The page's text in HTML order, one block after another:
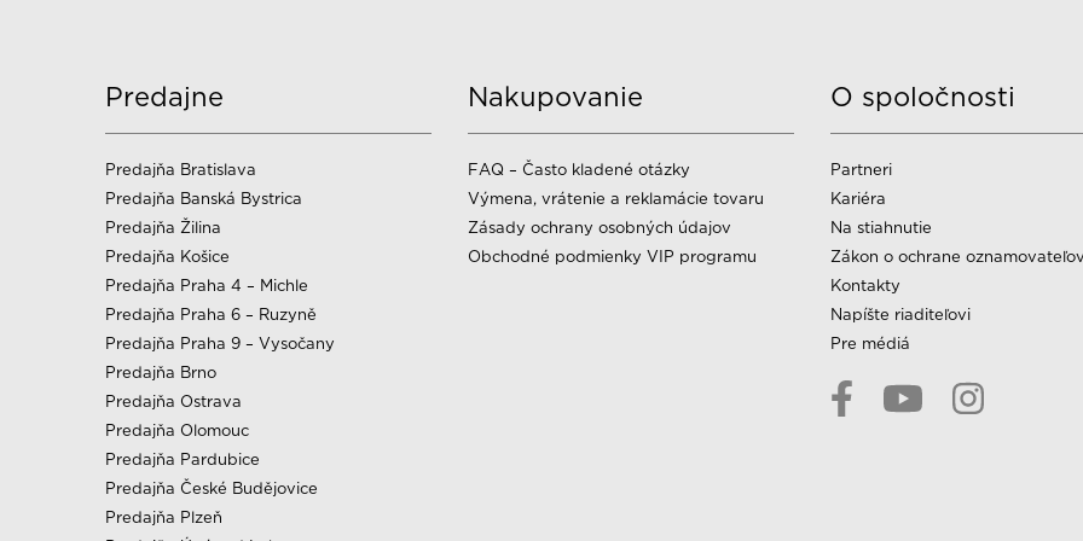
Predajne
Predajňa Bratislava
Predajňa Banská Bystrica
Predajňa Žilina
Predajňa Košice
Predajňa Praha 4 – Michle
Predajňa Praha 6 – Ruzyně
Predajňa Praha 9 – Vysočany
Predajňa Brno
Predajňa Ostrava
Predajňa Olomouc
Predajňa Pardubice
Predajňa České Budějovice
Predajňa Plzeň
Nakupovanie
FAQ – Často kladené otázky
Výmena, vrátenie a reklamácie tovaru
Zásady ochrany osobných údajov
Obchodné podmienky VIP programu
O spoločnosti
Partneri
Kariéra
Na stiahnutie
Zákon o ochrane oznamovateľov
Kontakty
Napíšte riaditeľovi
Pre médiá